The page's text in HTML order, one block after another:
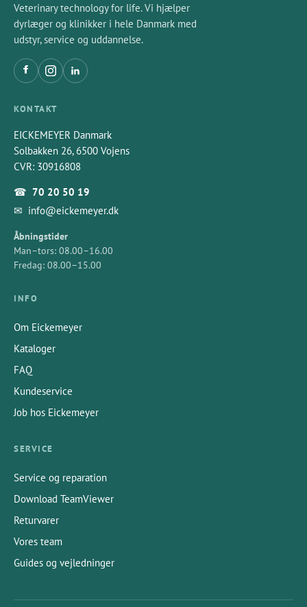
Veterinary technology for life. Vi hjælper
dyrlæger og klinikker i hele Danmark med
udstyr, service og uddannelse.
KONTAKT
EICKEMEYER Danmark
Solbakken 26, 6500 Vojens
CVR: 30916808
☎ 70 20 50 19
✉ info@eickemeyer.dk
Åbningstider
Man–tors: 08.00–16.00
Fredag: 08.00–15.00
INFO
Om Eickemeyer
Kataloger
FAQ
Kundeservice
Job hos Eickemeyer
SERVICE
Service og reparation
Download TeamViewer
Returvarer
Vores team
Guides og vejledninger